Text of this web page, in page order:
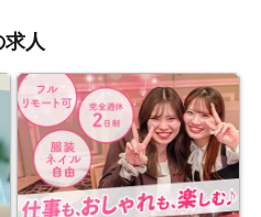
人